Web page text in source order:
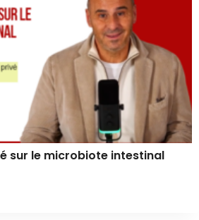
sur le microbiote intestinal